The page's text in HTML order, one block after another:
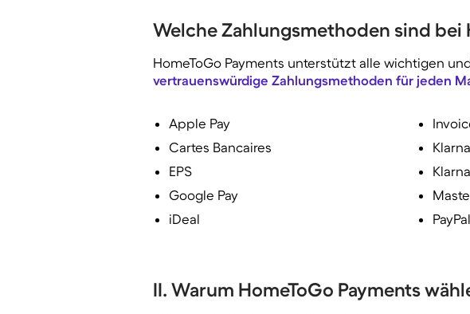
Welche Zahlungsmethoden sind bei
HomeToGo Payments unterstützt alle wichtigen
vertrauenswürdige Zahlungsmethoden für jeden
Apple Pay
Cartes Bancaires
EPS
Google Pay
iDeal
PayPal
II. Warum HomeToGo Payments